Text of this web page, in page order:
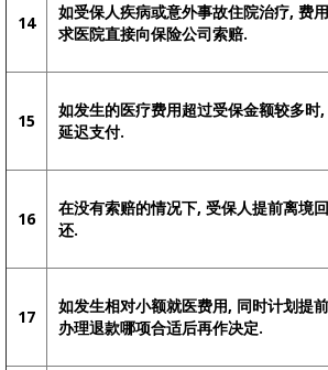
14
如受保人疾病或意外事故住院治疗, 费
求医院直接向保险公司索赔.
15
如发生的医疗费用超过受保金额较多时
延迟支付.
16
在没有索赔的情况下, 受保人提前离境
还.
17
如发生相对小额就医费用, 同时计划提
办理退款哪项合适后再作决定.